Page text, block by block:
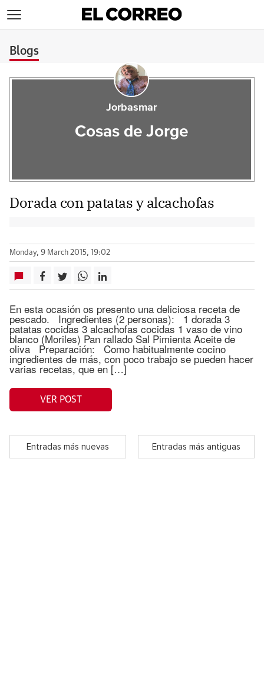
Blogs
Jorbasmar
Cosas de Jorge
Dorada con patatas y alcachofas
Monday, 9 March 2015, 19:02
En esta ocasión os presento una deliciosa receta de
pescado. Ingredientes (2 personas): 1 dorada 3
patatas cocidas 3 alcachofas cocidas 1 vaso de vino
blanco (Moriles) Pan rallado Sal Pimienta Aceite de
oliva Preparación: Como habitualmente cocino
ingredientes de más, con poco trabajo se pueden hacer
varias recetas, que en […]
VER POST
Entradas más nuevas Entradas más antiguas